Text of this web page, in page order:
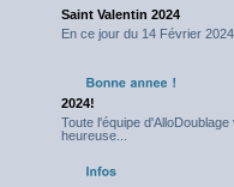
Saint Valentin 2024
En ce jour du 14 Février
2024!
Toute l'équipe
heureuse...